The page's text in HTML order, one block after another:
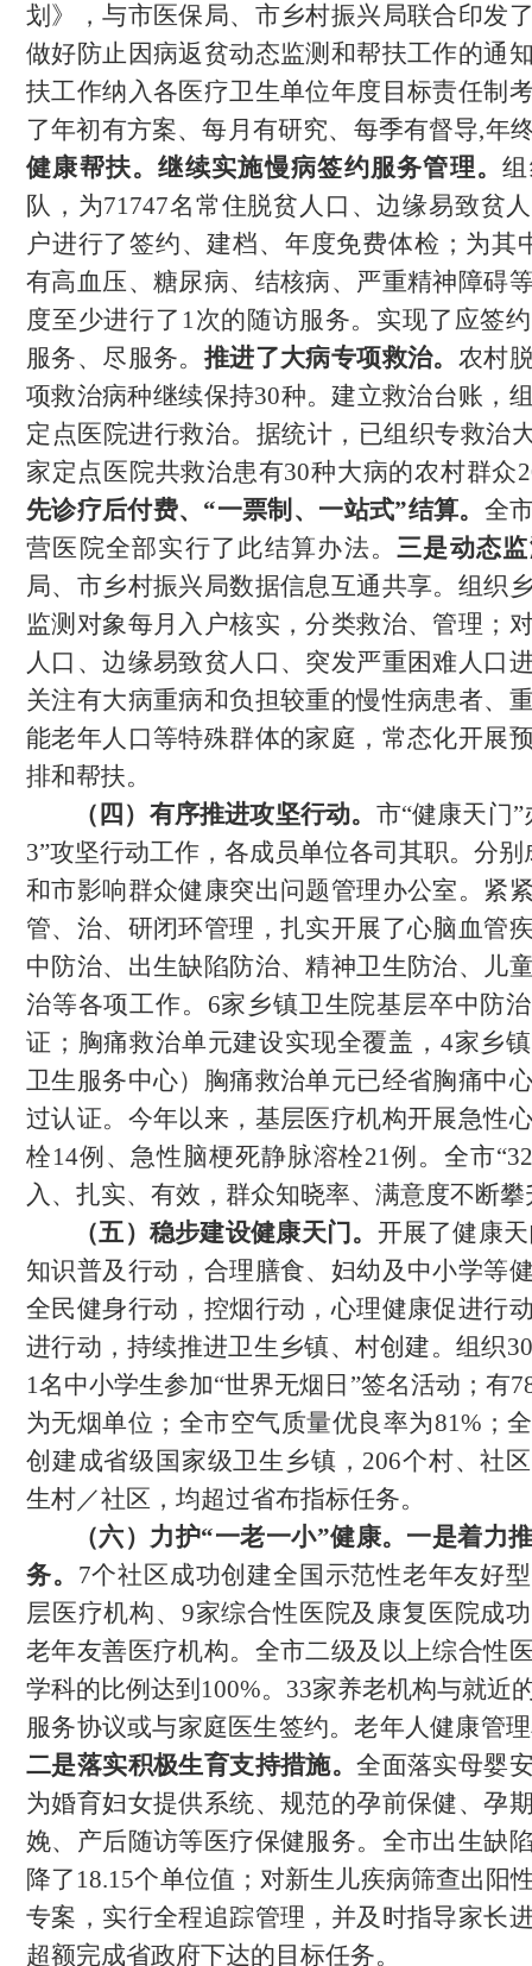
划》，与市医保局、市乡村振兴局联合印发
做好防止因病返贫动态监测和帮扶工作的通
扶工作纳入各医疗卫生单位年度目标责任制
了年初有方案、每月有研究、每季有督导,年
健康帮扶。继续实施慢病签约服务管理。
队，为71747名常住脱贫人口、边缘易致贫
户进行了签约、建档、年度免费体检；为其
有高血压、糖尿病、结核病、严重精神障碍
度至少进行了1次的随访服务。实现了应签
服务、尽服务。 推进了大病专项救治。 农村
项救治病种继续保持30种。建立救治台账，
定点医院进行救治。据统计，已组织专救治
家定点医院共救治患有30种大病的农村群众
先诊疗后付费、 “一票制、一站式”结算。 全
营医院全部实行了此结算办法。三是动态
局、市乡村振兴局数据信息互通共享。组织
监测对象每月入户核实，分类救治、管理；
人口、边缘易致贫人口、突发严重困难人口
关注有大病重病和负担较重的慢性病患者、
能老年人口等特殊群体的家庭，常态化开展
排和帮扶。
（四）有序推进攻坚行动。 市“健康天门
3”攻坚行动工作，各成员单位各司其职。分
和市影响群众健康突出问题管理办公室。 紧
管、治、研闭环管理， 扎实开展了心脑血管
中防治、出生缺陷防治、精神卫生防治、
儿
治等各项工作。 6家乡镇卫生院基层卒中防
证；胸痛救治单元建设实现全覆盖， 4家乡
卫生服务中心）胸痛救治单元已经省胸痛中
过认证。今年以来，基层医疗机构开展急性
栓14例、急性脑梗死静脉溶栓21例。 全市
入、扎实、有效，群众知晓率、满意度不断攀
（五）稳步建设健康天门。 开展了健康
知识普及行动，合理膳食、妇幼及中小学等
全民健身行动，控烟行动，心理健康促进行
进行动，持续推进卫生乡镇、村创建。组织
1名中小学生参加“世界无烟日”签名活动；有
为无烟单位；全市空气质量优良率为81%；
创建成省级国家级卫生乡镇，206个村、社
生村／社区，均超过省布指标任务。
（六）力护“一老一小”健康。 一是着力
务。 7个社区成功创建全国示范性老年友好
层医疗机构、9家综合性医院及康复医院成
老年友善医疗机构。全市二级及以上综合性
学科的比例达到100%。33家养老机构与就近
服务协议或与家庭医生签约。老年人健康管
二是落实积极生育支持措施。全面落实母婴
为婚育妇女提供系统、规范的孕前保健、孕
娩、产后随访等医疗保健服务。 全市出生缺
降了 18.15个单位值；对新生儿疾病筛查出阳
专案，实行全程追踪管理，并及时指导家长
超额完成省政府下达的目标任务。